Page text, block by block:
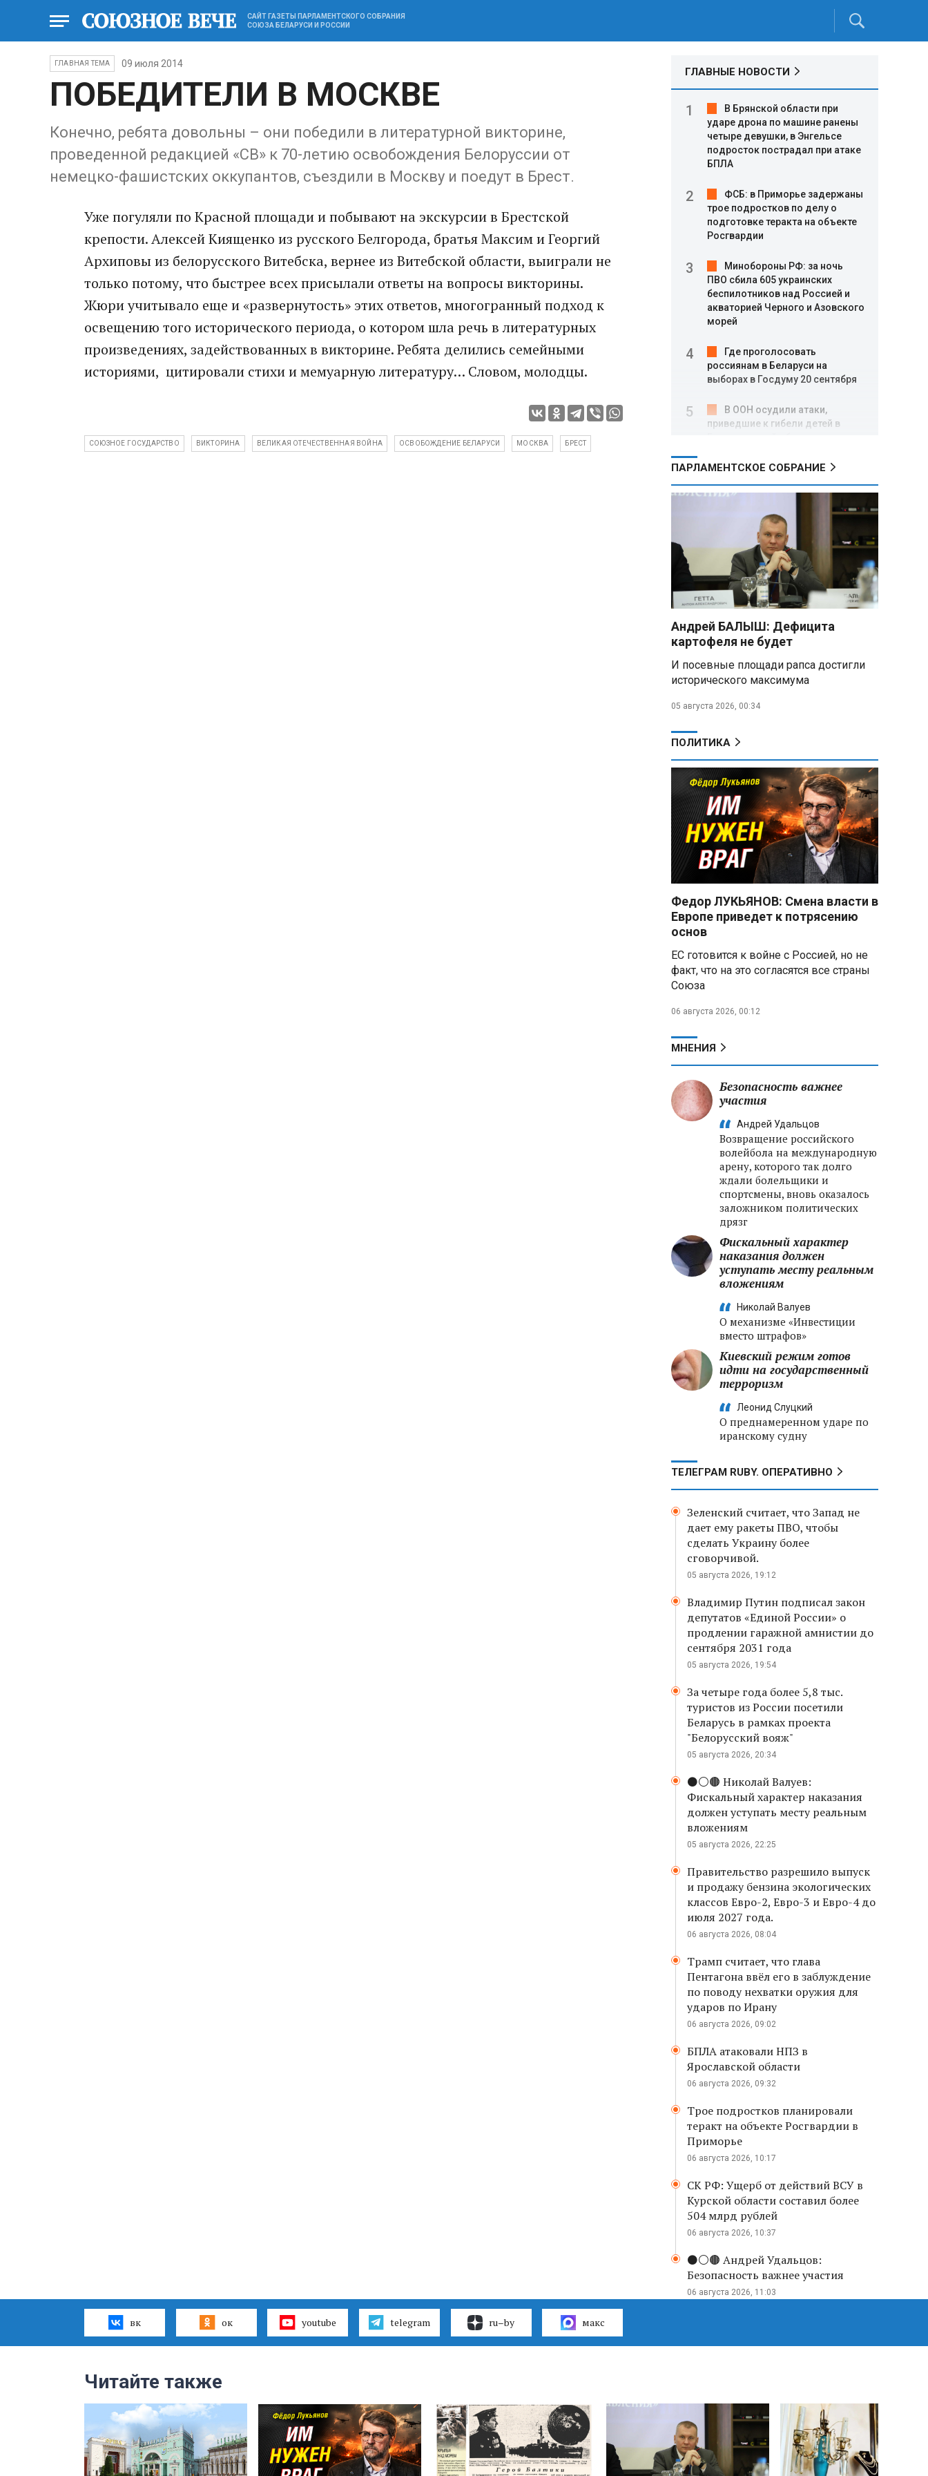
САЙТ ГАЗЕТЫ ПАРЛАМЕНТСКОГО СОБРАНИЯ
СОЮЗА БЕЛАРУСИ И РОССИИ
ГЛАВНАЯ ТЕМА 09 июля 2014
ПОБЕДИТЕЛИ В МОСКВЕ
Конечно, ребята довольны – они победили в литературной викторине,
проведенной редакцией «СВ» к 70-летию освобождения Белоруссии от
немецко-фашистских оккупантов, съездили в Москву и поедут в Брест.
Уже погуляли по Красной площади и побывают на экскурсии в Брестской
крепости. Алексей Киященко из русского Белгорода, братья Максим и Георгий
Архиповы из белорусского Витебска, вернее из Витебской области, выиграли не
только потому, что быстрее всех присылали ответы на вопросы викторины.
Жюри учитывало еще и «развернутость» этих ответов, многогранный подход к
освещению того исторического периода, о котором шла речь в литературных
произведениях, задействованных в викторине. Ребята делились семейными
историями, цитировали стихи и мемуарную литературу… Словом, молодцы.
СОЮЗНОЕ ГОСУДАРСТВО ВИКТОРИНА ВЕЛИКАЯ ОТЕЧЕСТВЕННАЯ ВОЙНА ОСВОБОЖДЕНИЕ БЕЛАРУСИ МОСКВА БРЕСТ
ГЛАВНЫЕ НОВОСТИ
В Брянской области при
ударе дрона по машине ранены
четыре девушки, в Энгельсе
подросток пострадал при атаке
БПЛА
ФСБ: в Приморье задержаны
трое подростков по делу о
подготовке теракта на объекте
Росгвардии
Минобороны РФ: за ночь
ПВО сбила 605 украинских
беспилотников над Россией и
акваторией Черного и Азовского
морей
Где проголосовать
россиянам в Беларуси на
выборах в Госдуму 20 сентября
В ООН осудили атаки,
приведшие к гибели детей в
позиции: боец с позывным Гуль
отбивал атаки ВСУ под ударами
Владимир Путин:
Безопасность в Белгородской
области — главный приоритет, но
соцвопросы забывать нельзя
Год колонии за попытку
«пересидеть» призыв в России:
осудили за уклонение от
службы
В Свердловской области
производителя дронов «Упырь»
Российские пловцы
выиграли все золотые медали
первого дня Кубка мира по
зимнему плаванию
Александр Новак:
Независимые АЗС начнут
снабжать топливом через
региональных операторов
Беларусь и Россия
усиливают сотрудничество по
развития
Рыжевка
графика
Противодействие
мошенничеству и миграционная
политика — приоритеты работы
Госдумы
ПАРЛАМЕНТСКОЕ СОБРАНИЕ
Андрей БАЛЫШ: Дефицита
картофеля не будет
И посевные площади рапса достигли
исторического максимума
05 августа 2026, 00:34
ПОЛИТИКА
Федор ЛУКЬЯНОВ: Смена власти в
Европе приведет к потрясению
основ
ЕС готовится к войне с Россией, но не
факт, что на это согласятся все страны
Союза
06 августа 2026, 00:12
МНЕНИЯ
Безопасность важнее
участия
Андрей Удальцов
Возвращение российского
волейбола на международную
арену, которого так долго
ждали болельщики и
спортсмены, вновь оказалось
заложником политических
дрязг
Фискальный характер
наказания должен
уступать месту реальным
вложениям
Николай Валуев
О механизме «Инвестиции
вместо штрафов»
Киевский режим готов
идти на государственный
терроризм
Леонид Слуцкий
О преднамеренном ударе по
иранскому судну
ТЕЛЕГРАМ RUBY. ОПЕРАТИВНО
Зеленский считает, что Запад не
дает ему ракеты ПВО, чтобы
сделать Украину более
сговорчивой.
05 августа 2026, 19:12
Владимир Путин подписал закон
депутатов «Единой России» о
продлении гаражной амнистии до
сентября 2031 года
05 августа 2026, 19:54
За четыре года более 5,8 тыс.
туристов из России посетили
Беларусь в рамках проекта
"Белорусский вояж"
05 августа 2026, 20:34
⚫️⚪️🟤 Николай Валуев:
Фискальный характер наказания
должен уступать месту реальным
вложениям
05 августа 2026, 22:25
Правительство разрешило выпуск
и продажу бензина экологических
классов Евро-2, Евро-3 и Евро-4 до
июля 2027 года.
06 августа 2026, 08:04
Трамп считает, что глава
Пентагона ввёл его в заблуждение
по поводу нехватки оружия для
ударов по Ирану
06 августа 2026, 09:02
БПЛА атаковали НПЗ в
Ярославской области
06 августа 2026, 09:32
Трое подростков планировали
теракт на объекте Росгвардии в
Приморье
06 августа 2026, 10:17
СК РФ: Ущерб от действий ВСУ в
Курской области составил более
504 млрд рублей
06 августа 2026, 10:37
⚫️⚪️🟤 Андрей Удальцов:
Безопасность важнее участия
06 августа 2026, 11:03
вк ок youtube telegram ru–by макс
Читайте также